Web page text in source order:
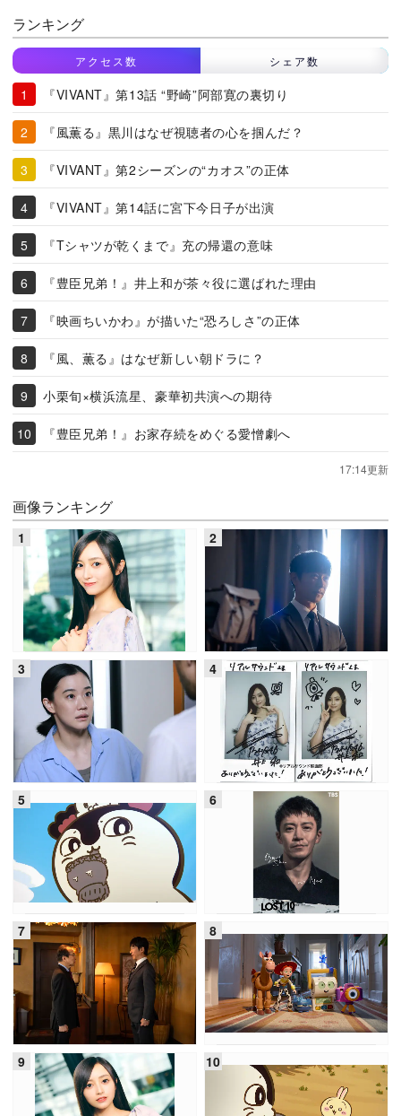
ランキング
アクセス数 シェア数
『VIVANT』第13話 “野崎”阿部寛の裏切り
『風薫る』黒川はなぜ視聴者の心を掴んだ？
『VIVANT』第2シーズンの“カオス”の正体
『VIVANT』第14話に宮下今日子が出演
『Tシャツが乾くまで』充の帰還の意味
『豊臣兄弟！』井上和が茶々役に選ばれた理由
『映画ちいかわ』が描いた“恐ろしさ”の正体
『風、薫る』はなぜ新しい朝ドラに？
小栗旬×横浜流星、豪華初共演への期待
『豊臣兄弟！』お家存続をめぐる愛憎劇へ
17:14更新
画像ランキング